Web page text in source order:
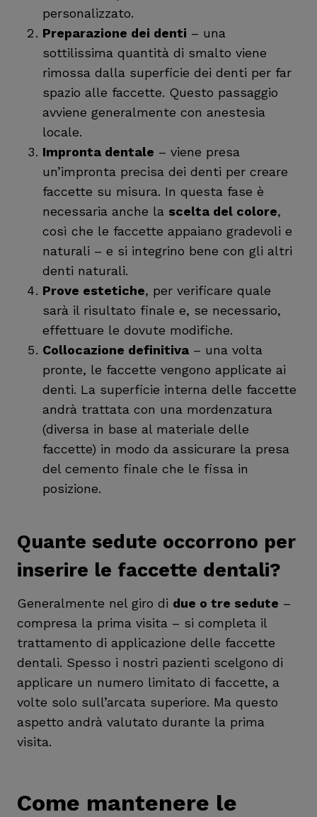
personalizzato.
Preparazione dei denti – una
sottilissima quantità di smalto viene
rimossa dalla superficie dei denti per far
spazio alle faccette. Questo passaggio
avviene generalmente con anestesia
locale.
Impronta dentale – viene presa
un’impronta precisa dei denti per creare
faccette su misura. In questa fase è
necessaria anche la scelta del colore,
così che le faccette appaiano gradevoli e
naturali – e si integrino bene con gli altri
denti naturali.
Prove estetiche, per verificare quale
sarà il risultato finale e, se necessario,
effettuare le dovute modifiche.
Collocazione definitiva – una volta
pronte, le faccette vengono applicate ai
denti. La superficie interna delle faccette
andrà trattata con una mordenzatura
(diversa in base al materiale delle
faccette) in modo da assicurare la presa
del cemento finale che le fissa in
posizione.
Quante sedute occorrono per
inserire le faccette dentali?
Generalmente nel giro di due o tre sedute –
compresa la prima visita – si completa il
trattamento di applicazione delle faccette
dentali. Spesso i nostri pazienti scelgono di
applicare un numero limitato di faccette, a
volte solo sull’arcata superiore. Ma questo
aspetto andrà valutato durante la prima
visita.
Come mantenere le